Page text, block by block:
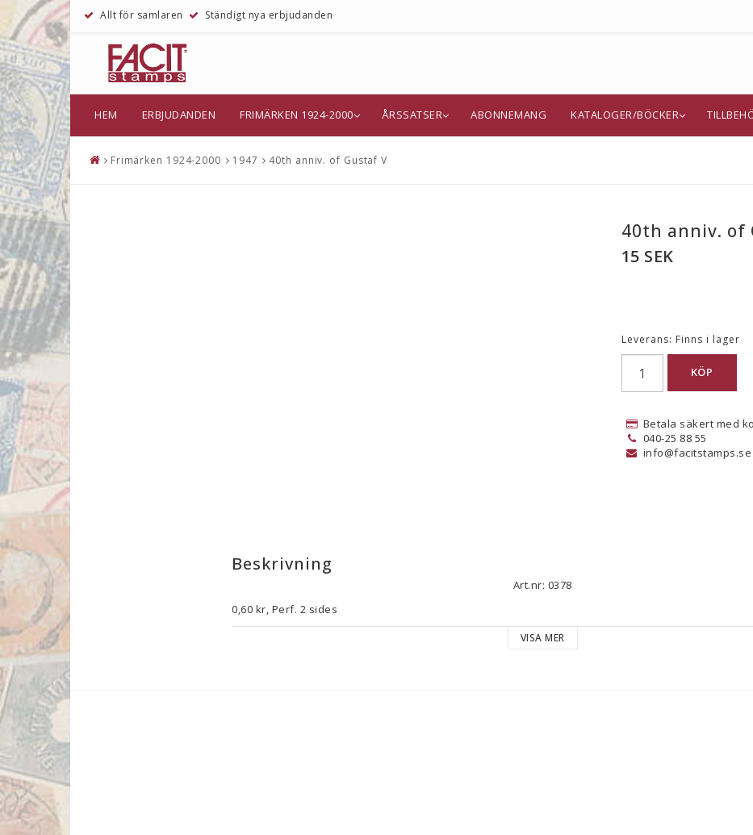
Allt för samlaren Ständigt nya erbjudanden
HEM ERBJUDANDEN FRIMÄRKEN 1924-2000 ÅRSSATSER ABONNEMANG KATALOGER/BÖCKER
Frimärken 1924-2000 1947 40th anniv. of Gustaf V
40th anniv. of
15 SEK
Leverans: Finns i lager
KÖP
Betala säkert med
040-25 88 55
info@facitstamps.se
Beskrivning
Art.nr: 0378
0,60 kr, Perf. 2 sides
VISA MER